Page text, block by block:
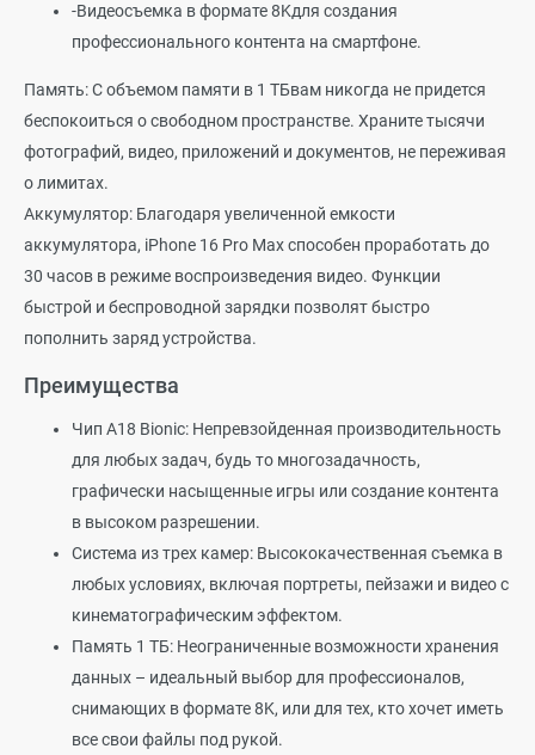
-Видеосъемка в формате 8Kдля создания
профессионального контента на смартфоне.
Память: С объемом памяти в 1 ТБвам никогда не придется
беспокоиться о свободном пространстве. Храните тысячи
фотографий, видео, приложений и документов, не переживая
о лимитах.
Аккумулятор: Благодаря увеличенной емкости
аккумулятора, iPhone 16 Pro Max способен проработать до
30 часов в режиме воспроизведения видео. Функции
быстрой и беспроводной зарядки позволят быстро
пополнить заряд устройства.
Преимущества
Чип A18 Bionic: Непревзойденная производительность
для любых задач, будь то многозадачность,
графически насыщенные игры или создание контента
в высоком разрешении.
Система из трех камер: Высококачественная съемка в
любых условиях, включая портреты, пейзажи и видео с
кинематографическим эффектом.
Память 1 ТБ: Неограниченные возможности хранения
данных – идеальный выбор для профессионалов,
снимающих в формате 8K, или для тех, кто хочет иметь
все свои файлы под рукой.